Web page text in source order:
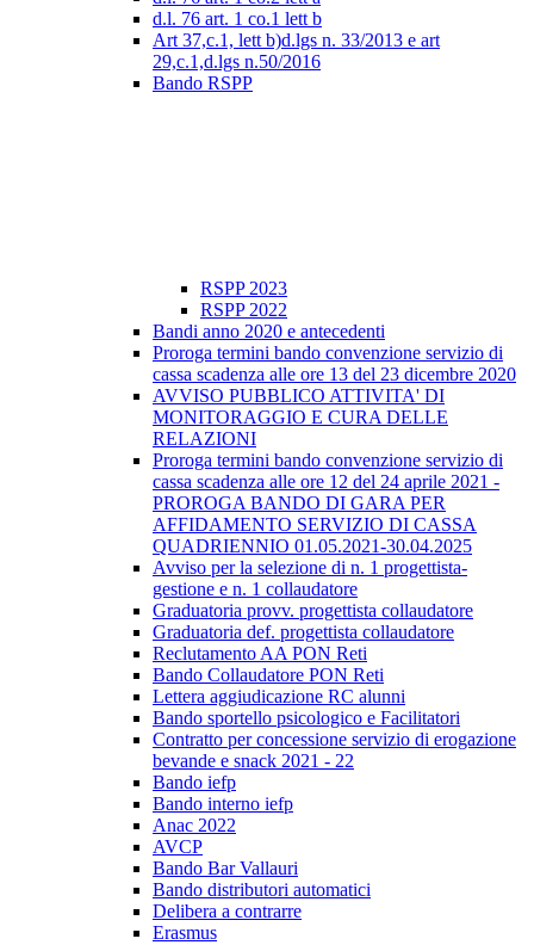
d.l. 76 art. 1 co.1 lett b
Art 37,c.1, lett b)d.lgs n. 33/2013 e art
29,c.1,d.lgs n.50/2016
Bando RSPP
RSPP 2023
RSPP 2022
Bandi anno 2020 e antecedenti
Proroga termini bando convenzione servizio di
cassa scadenza alle ore 13 del 23 dicembre 2020
AVVISO PUBBLICO ATTIVITA' DI
MONITORAGGIO E CURA DELLE
RELAZIONI
Proroga termini bando convenzione servizio di
cassa scadenza alle ore 12 del 24 aprile 2021 -
PROROGA BANDO DI GARA PER
AFFIDAMENTO SERVIZIO DI CASSA
QUADRIENNIO 01.05.2021-30.04.2025
Avviso per la selezione di n. 1 progettista-
gestione e n. 1 collaudatore
Graduatoria provv. progettista collaudatore
Graduatoria def. progettista collaudatore
Reclutamento AA PON Reti
Bando Collaudatore PON Reti
Lettera aggiudicazione RC alunni
Bando sportello psicologico e Facilitatori
Contratto per concessione servizio di erogazione
bevande e snack 2021 - 22
Bando iefp
Bando interno iefp
Anac 2022
AVCP
Bando Bar Vallauri
Bando distributori automatici
Delibera a contrarre
Erasmus